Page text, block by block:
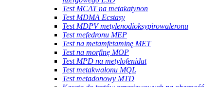
Test MCAT na metakatynon
Test MDMA Ecstasy
Test MDPV metylenodioksypirowaleronu
Test mefedronu MEP
Test na metamfetaminę MET
Test na morfinę MOP
Test MPD na metylofenidat
Test metakwalonu MQL
Test metadonowy MTD